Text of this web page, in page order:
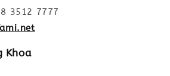
3512 7777
Khoa